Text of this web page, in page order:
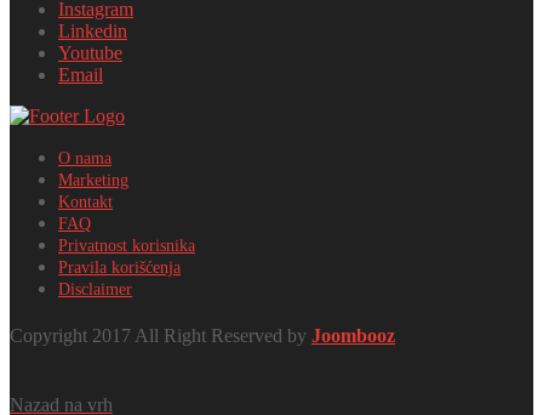
Instagram
Linkedin
Youtube
Email
O nama
Marketing
Kontakt
FAQ
Privatnost korisnika
Pravila korišćenja
Disclaimer
Copyright 2017 All Right Reserved by Joombooz
Nazad na vrh